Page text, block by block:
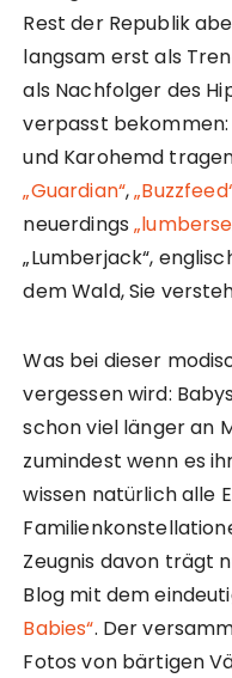
Rest der Republik
langsam erst als
als Nachfolger des
verpasst
und Karohemd
„Guardian“,
neuerdings
„Lumberjack“,
dem Wald, Sie
Was bei dieser
vergessen wird:
schon viel länger an
zumindest wenn es
wissen natürlich alle
Zeugnis davon trägt
Blog mit dem
Babies“. Der
Fotos von bärtigen